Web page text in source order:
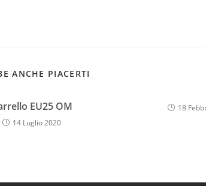
ANCHE PIACERTI
EU25 OM
14 Luglio 2020
18